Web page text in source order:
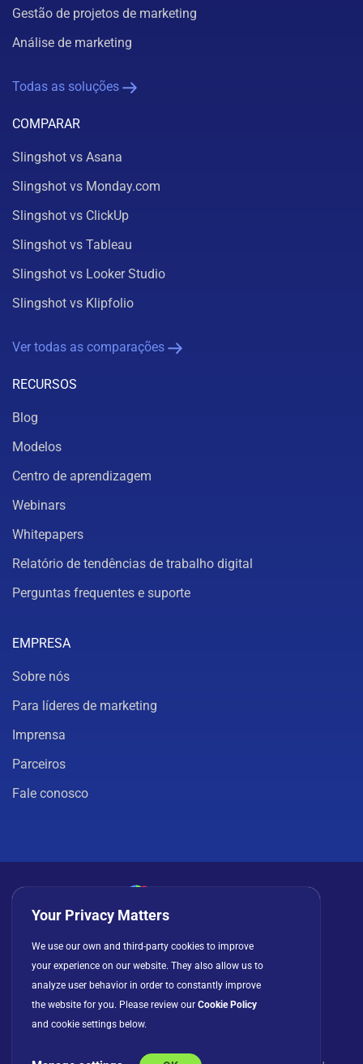
Gestão de projetos de marketing
Análise de marketing
Todas as soluções
COMPARAR
Slingshot vs Asana
Slingshot vs Monday.com
Slingshot vs ClickUp
Slingshot vs Tableau
Slingshot vs Looker Studio
Slingshot vs Klipfolio
Ver todas as comparações
RECURSOS
Blog
Modelos
Centro de aprendizagem
Webinars
Whitepapers
Relatório de tendências de trabalho digital
Perguntas frequentes e suporte
EMPRESA
Sobre nós
Para líderes de marketing
Imprensa
Parceiros
Fale conosco
Política de privacidade Cookies
Contrato de licença
Your Privacy Matters
We use our own and third-party cookies to improve
your experience on our website. They also allow us to
analyze user behavior in order to constantly improve
the website for you. Please review our Cookie Policy
and cookie settings below.